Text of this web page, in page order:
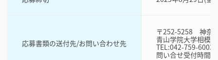
応募書類の送付先/お問い合わせ先
〒252-5258 神奈
青山学院大学相模
TEL:042-759-6003
問い合せ受付時間